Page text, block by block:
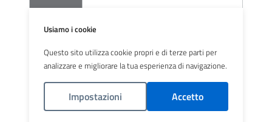
P.ZZA IV NOVEMBRE 3
Telefono
0362900133
Fax
0362900133
MI8258
Usiamo i cookie
Questo sito utilizza cookie propri e di terze parti per
analizzare e migliorare la tua esperienza di navigazione.
Impostazioni Accetto